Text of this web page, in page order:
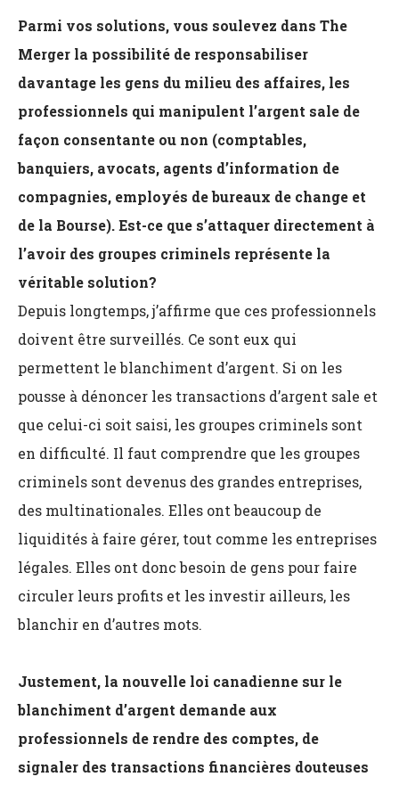
Parmi vos solutions, vous soulevez dans The
Merger la possibilité de responsabiliser
davantage les gens du milieu des affaires, les
professionnels qui manipulent l’argent sale de
façon consentante ou non (comptables,
banquiers, avocats, agents d’information de
compagnies, employés de bureaux de change et
de la Bourse). Est-ce que s’attaquer directement à
l’avoir des groupes criminels représente la
véritable solution?
Depuis longtemps, j’affirme que ces professionnels
doivent être surveillés. Ce sont eux qui
permettent le blanchiment d’argent. Si on les
pousse à dénoncer les transactions d’argent sale et
que celui-ci soit saisi, les groupes criminels sont
en difficulté. Il faut comprendre que les groupes
criminels sont devenus des grandes entreprises,
des multinationales. Elles ont beaucoup de
liquidités à faire gérer, tout comme les entreprises
légales. Elles ont donc besoin de gens pour faire
circuler leurs profits et les investir ailleurs, les
blanchir en d’autres mots.
Justement, la nouvelle loi canadienne sur le
blanchiment d’argent demande aux
professionnels de rendre des comptes, de
signaler des transactions financières douteuses